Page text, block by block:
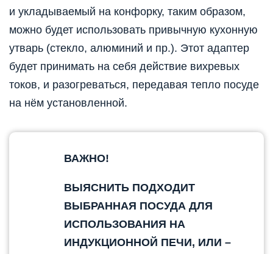
и укладываемый на конфорку, таким образом,
можно будет использовать привычную кухонную
утварь (стекло, алюминий и пр.). Этот адаптер
будет принимать на себя действие вихревых
токов, и разогреваться, передавая тепло посуде
на нём установленной.
ВАЖНО!
ВЫЯСНИТЬ ПОДХОДИТ
ВЫБРАННАЯ ПОСУДА ДЛЯ
ИСПОЛЬЗОВАНИЯ НА
ИНДУКЦИОННОЙ ПЕЧИ, ИЛИ –